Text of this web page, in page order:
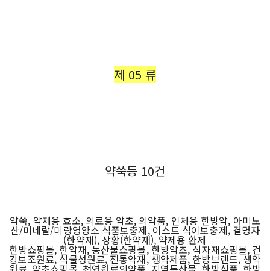
제 05 류
약쑥등 10건
약쑥, 약제용 효소, 의료용 약초, 의약품, 인체용 한방약, 아미노
산/미네랄/미량영양소 식품보충제, 이스트 식이보충제, 결명자
(한약재), 상황(한약재), 약제용 환제
한방쇼핑몰, 한약재, 농산물쇼핑몰, 한방약초, 식자재쇼핑몰, 건
강보조원료, 식물성원료, 전통약재, 생약제품, 한방브랜드, 생약